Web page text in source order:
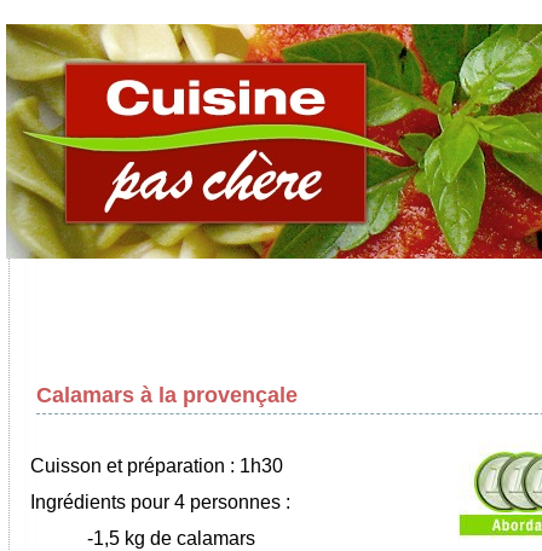
Calamars à la provençale
Cuisson et préparation : 1h30
Ingrédients pour 4 personnes :
-1,5 kg de calamars